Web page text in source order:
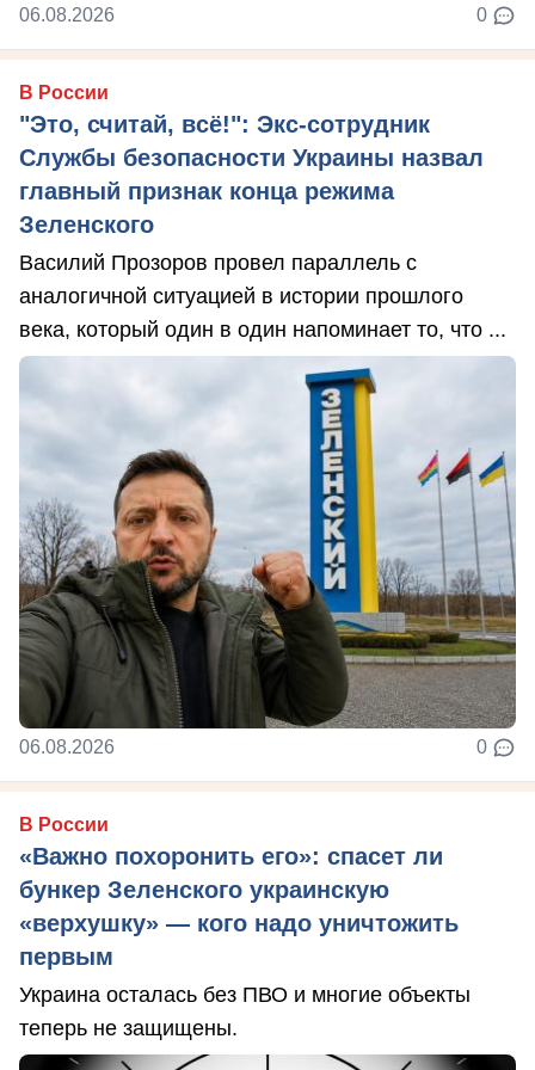
06.08.2026 0
В России
"Это, считай, всё!": Экс-сотрудник
Службы безопасности Украины назвал
главный признак конца режима
Зеленского
Василий Прозоров провел параллель с
аналогичной ситуацией в истории прошлого
века, который один в один напоминает то, что ...
06.08.2026 0
В России
«Важно похоронить его»: спасет ли
бункер Зеленского украинскую
«верхушку» — кого надо уничтожить
первым
Украина осталась без ПВО и многие объекты
теперь не защищены.